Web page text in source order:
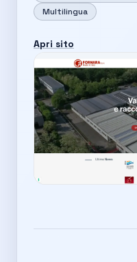
Multilingua
Apri sito